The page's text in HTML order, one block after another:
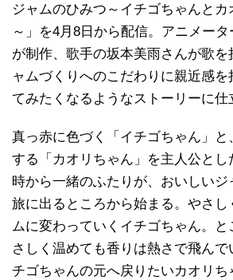
ジャムのひみつ～イチゴちゃんと
～」を4月8日から配信。アニメー
が制作、歌手の坂本美雨さんが歌を
ャムづくりへのこだわりに親近感
てみたくなるようなストーリーに仕
真っ赤に色づく「イチゴちゃん」
する「カオリちゃん」を主人公とし
時から一緒のふたりが、おいしいジ
旅に出るところから始まる。やさし
ムに変わっていくイチゴちゃん。
さしく温めても香りは熱さで飛んで
チゴちゃんの元へ戻りたいカオリち